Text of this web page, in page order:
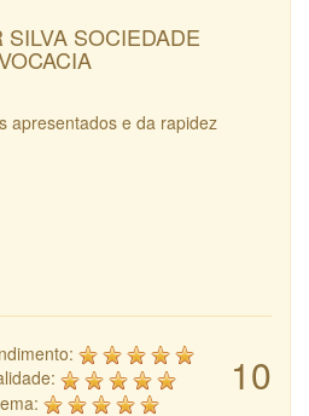
SOCIEDADE
apresentados e da rapidez
10